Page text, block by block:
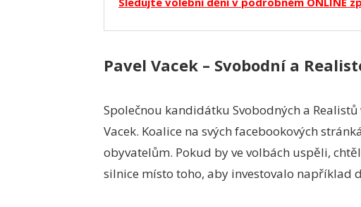
Pavel Vacek – Svobodní a
Společnou kandidátku Svobodných a
Vacek. Koalice na svých facebookových
obyvatelům. Pokud by ve volbách uspěli,
silnice místo toho, aby investovalo například